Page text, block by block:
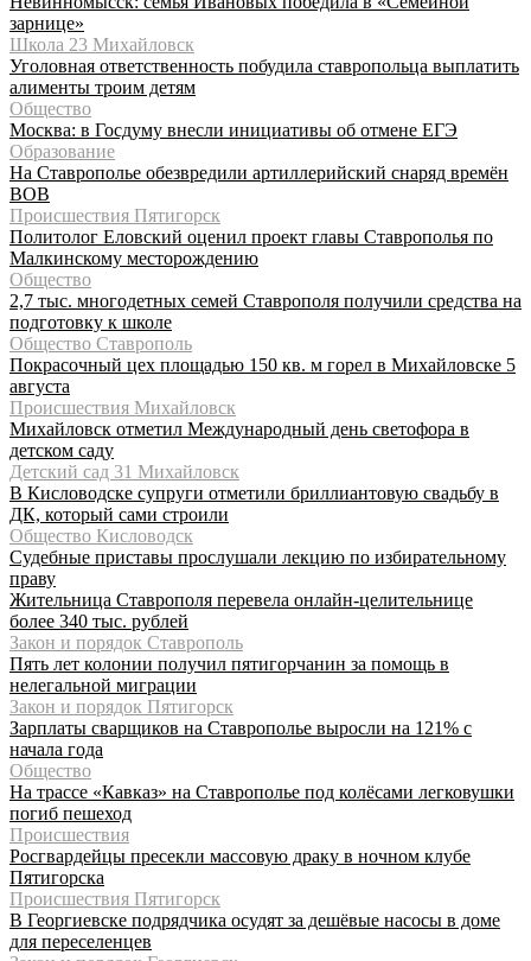
зарнице»
Школа 23 Михайловск
Уголовная ответственность побудила ставропольца выплатить
алименты троим детям
Общество
Москва: в Госдуму внесли инициативы об отмене ЕГЭ
Образование
На Ставрополье обезвредили артиллерийский снаряд времён
ВОВ
Происшествия Пятигорск
Политолог Еловский оценил проект главы Ставрополья по
Малкинскому месторождению
Общество
2,7 тыс. многодетных семей Ставрополя получили средства на
подготовку к школе
Общество Ставрополь
Покрасочный цех площадью 150 кв. м горел в Михайловске 5
августа
Происшествия Михайловск
Михайловск отметил Международный день светофора в
детском саду
Детский сад 31 Михайловск
В Кисловодске супруги отметили бриллиантовую свадьбу в
ДК, который сами строили
Общество Кисловодск
Судебные приставы прослушали лекцию по избирательному
праву
Жительница Ставрополя перевела онлайн-целительнице
более 340 тыс. рублей
Закон и порядок Ставрополь
Пять лет колонии получил пятигорчанин за помощь в
нелегальной миграции
Закон и порядок Пятигорск
Зарплаты сварщиков на Ставрополье выросли на 121% с
начала года
Общество
На трассе «Кавказ» на Ставрополье под колёсами легковушки
погиб пешеход
Происшествия
Росгвардейцы пресекли массовую драку в ночном клубе
Пятигорска
Происшествия Пятигорск
В Георгиевске подрядчика осудят за дешёвые насосы в доме
для переселенцев